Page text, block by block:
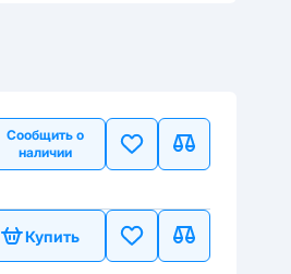
Сообщить о
наличии
Купить